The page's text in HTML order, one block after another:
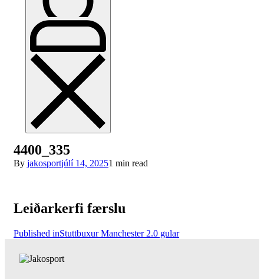
4400_335
By jakosportjúlí 14, 20251 min read
Leiðarkerfi færslu
Published inStuttbuxur Manchester 2.0 gular